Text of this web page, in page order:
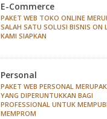
E-Commerce
PAKET WEB TOKO ONLINE
SALAH SATU SOLUSI BISNIS ON
KAMI SIAPKAN
Personal
PAKET WEB PERSONAL
YANG DIPERUNTUKKAN BAGI
PROFESSIONAL UNTUK
MEMPROM